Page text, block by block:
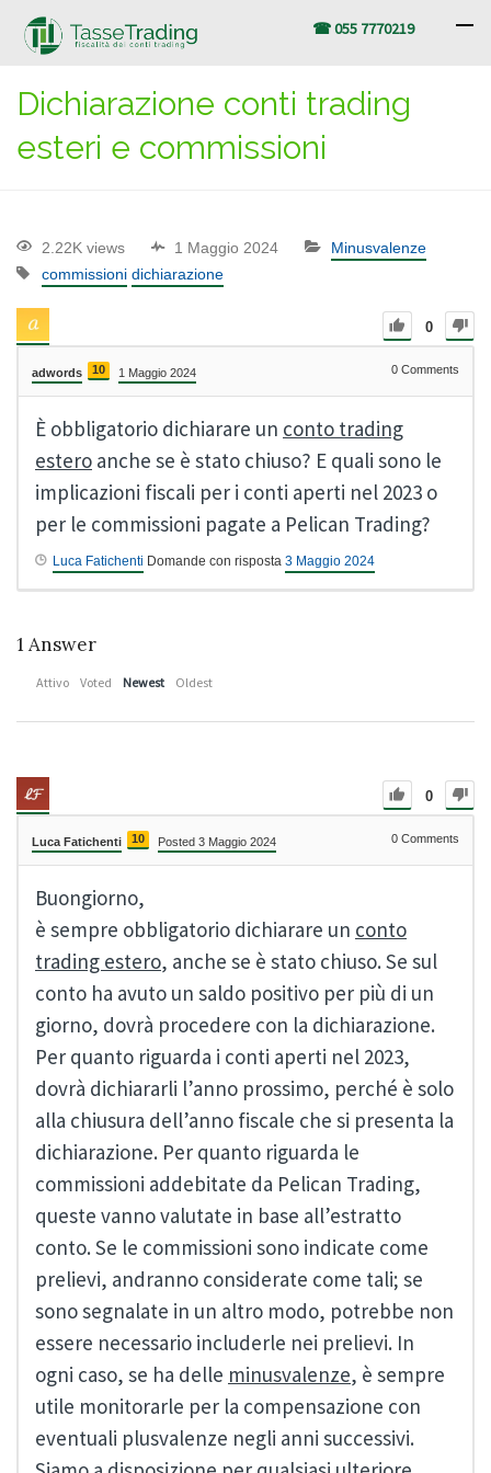
☎ 055 7770219
Dichiarazione conti trading
esteri e commissioni
2.22K views 1 Maggio 2024
Minusvalenze
commissioni dichiarazione
0
adwords 10 1 Maggio 2024 0 Comments
È obbligatorio dichiarare un conto trading
estero anche se è stato chiuso? E quali sono le
implicazioni fiscali per i conti aperti nel 2023 o
per le commissioni pagate a Pelican Trading?
Luca Fatichenti Domande con risposta 3 Maggio 2024
1 Answer
Attivo Voted Newest Oldest
0
Luca Fatichenti 10 Posted 3 Maggio 2024 0 Comments
Buongiorno,
è sempre obbligatorio dichiarare un conto
trading estero, anche se è stato chiuso. Se sul
conto ha avuto un saldo positivo per più di un
giorno, dovrà procedere con la dichiarazione.
Per quanto riguarda i conti aperti nel 2023,
dovrà dichiararli l’anno prossimo, perché è solo
alla chiusura dell’anno fiscale che si presenta la
dichiarazione. Per quanto riguarda le
commissioni addebitate da Pelican Trading,
queste vanno valutate in base all’estratto
conto. Se le commissioni sono indicate come
prelievi, andranno considerate come tali; se
sono segnalate in un altro modo, potrebbe non
essere necessario includerle nei prelievi. In
ogni caso, se ha delle minusvalenze, è sempre
utile monitorarle per la compensazione con
eventuali plusvalenze negli anni successivi.